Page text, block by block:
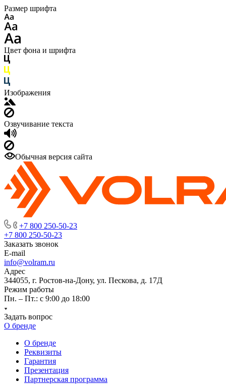
Размер шрифта
Цвет фона и шрифта
Изображения
Озвучивание текста
Обычная версия сайта
+7 800 250-50-23
+7 800 250-50-23
Заказать звонок
E-mail
info@volram.ru
Адрес
344055, г. Ростов-на-Дону, ул. Пескова, д. 17Д
Режим работы
Пн. – Пт.: с 9:00 до 18:00
Задать вопрос
О бренде
О бренде
Реквизиты
Гарантия
Презентация
Партнерская программа